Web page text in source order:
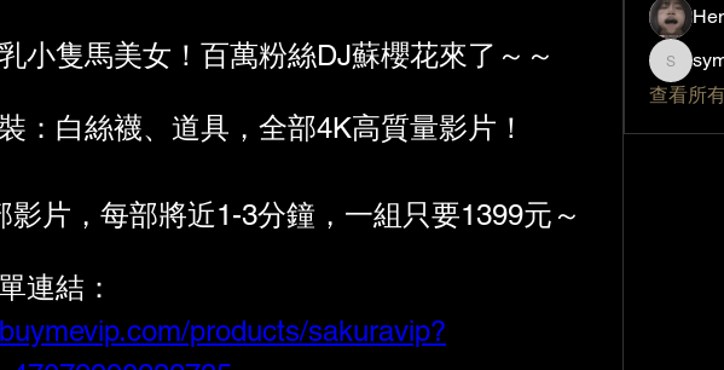
小隻馬美女！百萬粉絲DJ蘇櫻花來了～～
：白絲襪、道具，全部4K高質量影片！
影片，每部將近1-3分鐘，一組只要1399元～
連結：
products/sakuravip?
查看所